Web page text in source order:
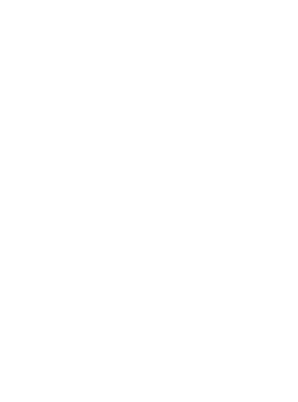
klimatizácia, trezor (prípadne za poplatok) a
služba je prípadne za poplatok.
a od miestnych klimatických podmienok.
balkónom, internetom (prípadne za
balkónom, internetom (prípadne za